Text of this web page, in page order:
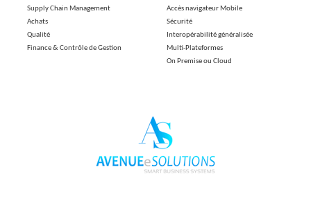
Supply Chain Management
Achats
Qualité
Finance & Contrôle de Gestion
Accès navigateur Mobile
Sécurité
Interopérabilité généralisée
Multi-Plateformes
On Premise ou Cloud